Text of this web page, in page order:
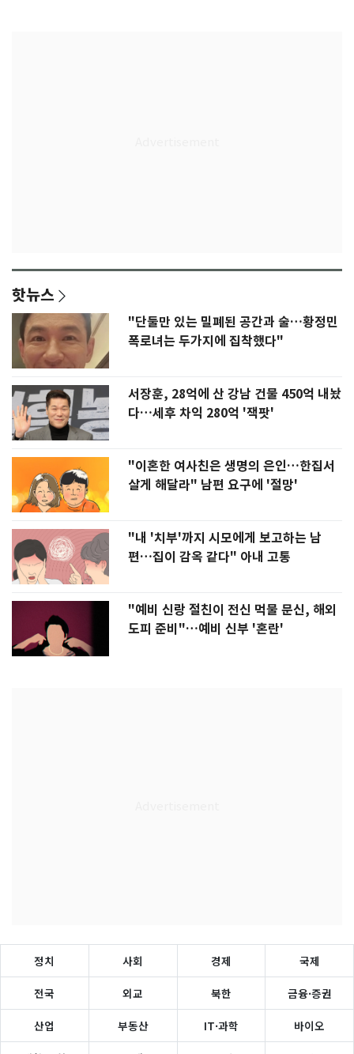
핫뉴스
"단둘만 있는 밀폐된 공간과 술…황정민
폭로녀는 두가지에 집착했다"
서장훈, 28억에 산 강남 건물 450억 내놨
다…세후 차익 280억 '잭팟'
"이혼한 여사친은 생명의 은인…한집서
살게 해달라" 남편 요구에 '절망'
"내 '치부'까지 시모에게 보고하는 남
편…집이 감옥 같다" 아내 고통
"예비 신랑 절친이 전신 먹물 문신, 해외
도피 준비"…예비 신부 '혼란'
정치 사회 경제 국제
전국 외교 북한 금융·증권
산업 부동산 IT·과학 바이오